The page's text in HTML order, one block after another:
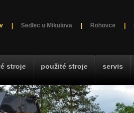
Sedlec u Mikulova Rohovce
stroje použité stroje servis